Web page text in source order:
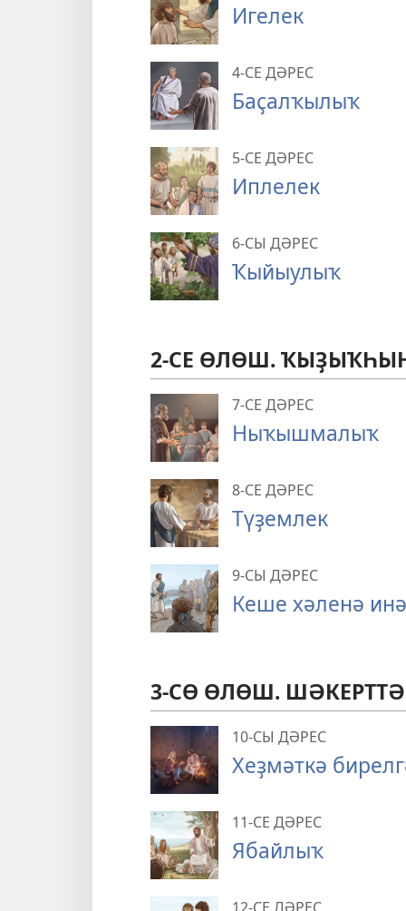
Игелек
4-СЕ ДӘРЕС
Баҫалҡылыҡ
5-СЕ ДӘРЕС
Иплелек
6-СЫ ДӘРЕС
Ҡыйыулыҡ
2-СЕ ӨЛӨШ.
7-СЕ ДӘРЕС
Ныҡышмалыҡ
8-СЕ ДӘРЕС
Түҙемлек
9-СЫ ДӘРЕС
Кеше хәленә
3-СӨ ӨЛӨШ.
10-СЫ ДӘРЕС
Хеҙмәткә
11-СЕ ДӘРЕС
Ябайлыҡ